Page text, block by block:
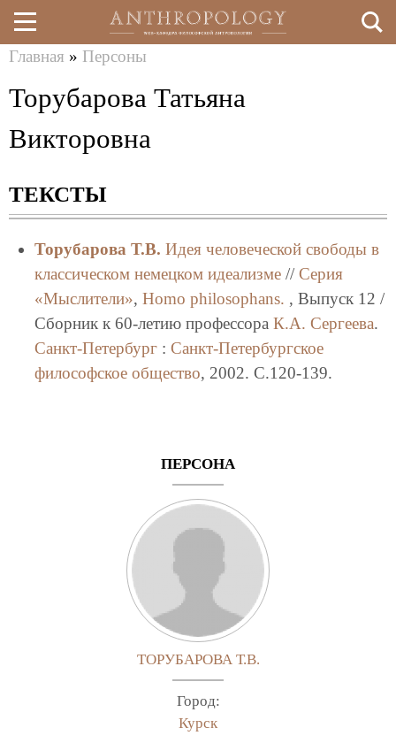
Перейти
к
здесь
Главная » Персоны
Торубарова Татьяна
Викторовна
ТЕКСТЫ
Торубарова Т.В. Идея человеческой свободы в
классическом немецком идеализме// Серия
«Мыслители», Homo philosophans. , Выпуск 12 /
Сборник к 60-летию профессора К.А. Сергеева.
Санкт-Петербург: Санкт-Петербургское
философское общество, 2002. C.120-139.
ПЕРСОНА
ТОРУБАРОВА Т.В.
Город:
Курск